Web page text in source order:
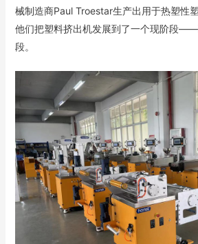
械制造商Paul Troestar生产出用于热塑性
他们把塑料挤出机发展到了一个现阶段
段。